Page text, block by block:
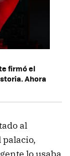
firmó el
Ahora
al
palacio,
lo usaba